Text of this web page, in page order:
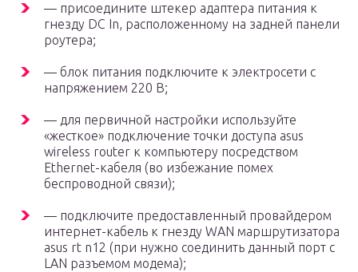
— присоедините штекер адаптера питания к
гнезду DC In, расположенному на задней панели
роутера;
— блок питания подключите к электросети с
напряжением 220 В;
— для первичной настройки используйте
«жесткое» подключение точки доступа asus
wireless router к компьютеру посредством
Ethernet-кабеля (во избежание помех
беспроводной связи);
— подключите предоставленный провайдером
интернет-кабель к гнезду WAN маршрутизатора
asus rt n12 (при нужно соединить данный порт с
LAN разъемом модема);